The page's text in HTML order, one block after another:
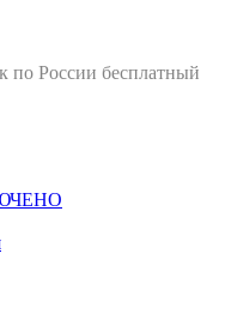
по России бесплатный